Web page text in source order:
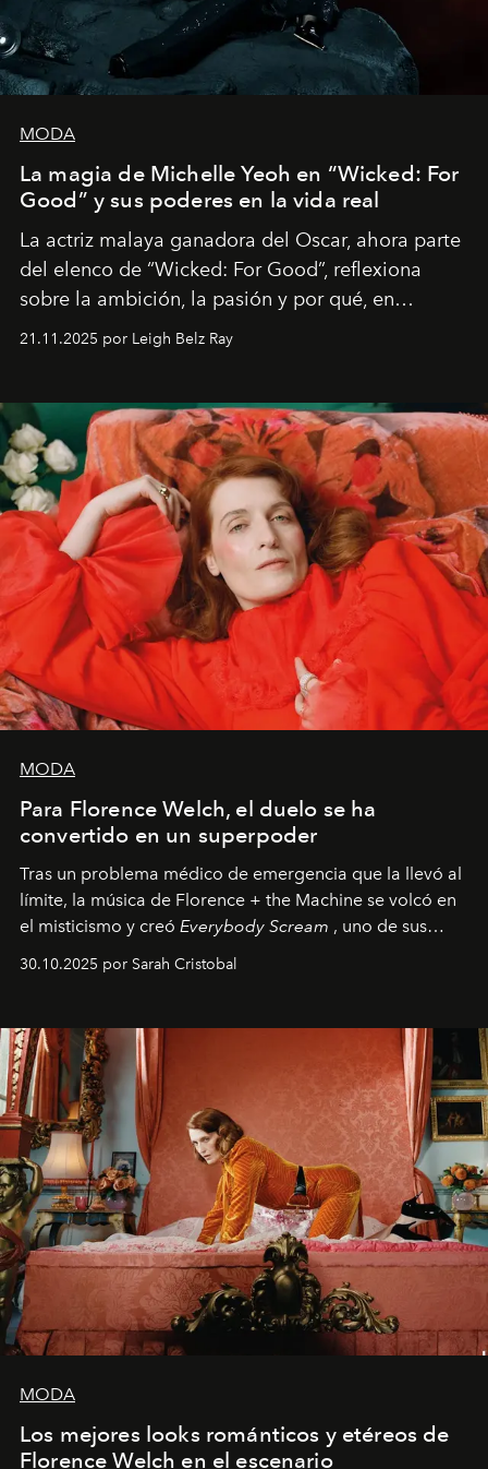
MODA
La magia de Michelle Yeoh en “Wicked: For
Good” y sus poderes en la vida real
La actriz malaya ganadora del Oscar, ahora parte
del elenco de “Wicked: For Good”, reflexiona
sobre la ambición, la pasión y por qué, en
ocasiones, la introspección puede esperar. “Es
importa si no lo entienden’”, confiesa.
21.11.2025 por Leigh Belz Ray
MODA
Para Florence Welch, el duelo se ha
convertido en un superpoder
Tras un problema médico de emergencia que la llevó al
límite, la música de Florence + the Machine se volcó en
el misticismo y creó Everybody Scream , uno de sus
álbumes más profundos hasta la fecha.
30.10.2025 por Sarah Cristobal
MODA
Los mejores looks románticos y etéreos de
Florence Welch en el escenario